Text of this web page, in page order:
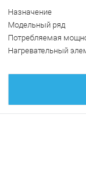
Назначение
Модельный ряд
Потребляемая
Нагревательный